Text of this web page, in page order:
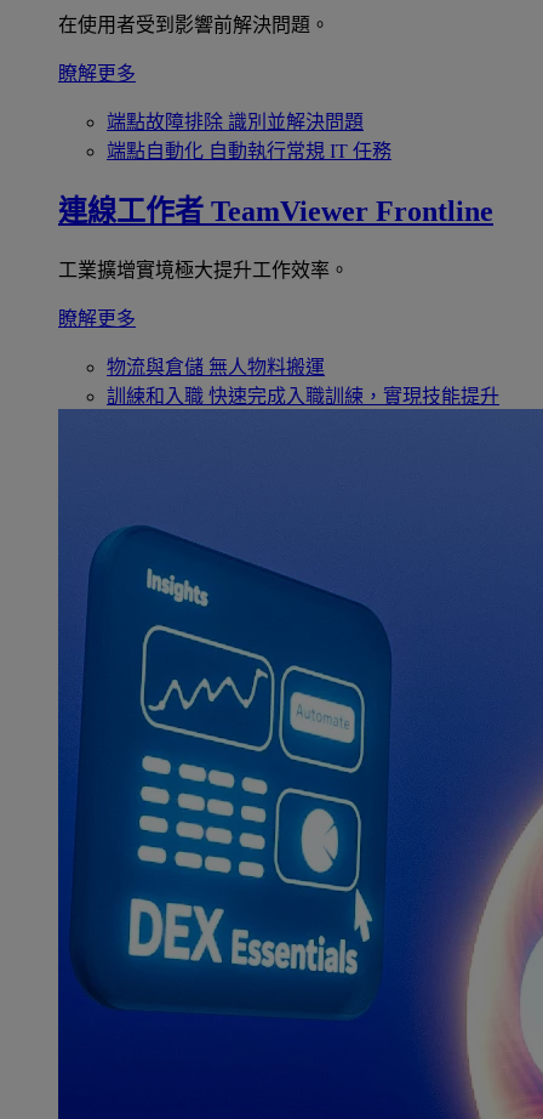
在使用者受到影響前解決問題。
瞭解更多
端點故障排除 識別並解決問題
端點自動化 自動執行常規 IT 任務
連線工作者 TeamViewer Frontline
工業擴增實境極大提升工作效率。
瞭解更多
物流與倉儲 無人物料搬運
訓練和入職 快速完成入職訓練，實現技能提升